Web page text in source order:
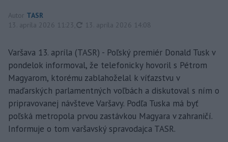
Autor TASR
13. apríla 2026 11:23
aktualizované
13. apríla 2026 14:08
Varšava 13. apríla (TASR) - Poľský premiér Donald Tusk v
pondelok informoval, že telefonicky hovoril s Pétrom
Magyarom, ktorému zablahoželal k víťazstvu v
maďarských parlamentných voľbách a diskutoval s ním o
pripravovanej návšteve Varšavy. Podľa Tuska má byť
poľská metropola prvou zastávkou Magyara v zahraničí.
Informuje o tom varšavský spravodajca TASR.